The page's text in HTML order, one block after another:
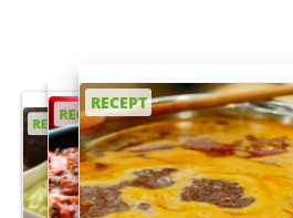
RECEPT
RECEPT
RECEPT
RECEPT
RECEPT